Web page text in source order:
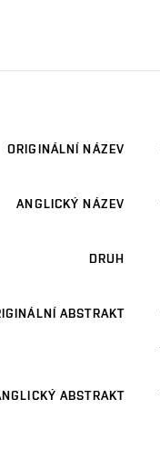
ORIGINÁLNÍ NÁZEV
ANGLICKÝ NÁZEV
DRUH
ABSTRAKT
ABSTRAKT